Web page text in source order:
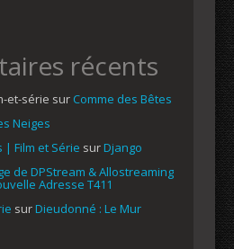
récents
et-série sur Comme des Bêtes
Neiges
Film et Série surDjango
de DPStream & Allostreaming
Adresse T411
surDieudonné : Le Mur